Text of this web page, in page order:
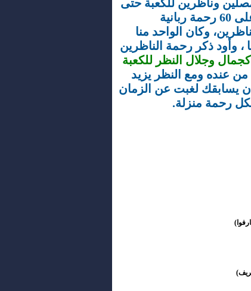
وناظرين للكعبة حتى
نحصد 120 رحمة ، فالمعتمر يحصل على 60 رحمة ربانية
فهو للناظرين، وكان الواحد منا
وأود ذكر رحمة الناظرين
وجلال النظر للكعبة
عنده ومع النظر يزيد
يسابقك لغبت عن الزمان
رحمة منزلة.